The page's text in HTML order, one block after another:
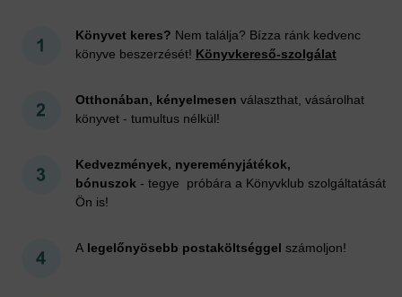
Könyvet keres? Nem találja? Bízza ránk kedvenc
könyve beszerzését! Könyvkereső-szolgálat
Otthonában, kényelmesen választhat, vásárolhat
könyvet - tumultus nélkül!
Kedvezmények, nyereményjátékok,
bónuszok - tegye próbára a Könyvklub szolgáltatását
Ön is!
A legelőnyösebb postaköltséggel számoljon!